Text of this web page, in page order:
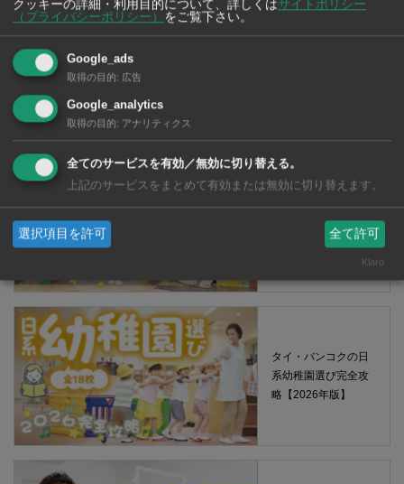
【タイ・バンコ
育園選び完全攻略
【2026年版】
タイ・バンコクの日
系幼稚園選び完全攻
略【2026年版】
クッキーの詳細・利用目的について、詳しくはサイトポリシー
（プライバシーポリシー）
をご覧下さい。
Google_ads
取得の目的: 広告
Google_analytics
取得の目的: アナリティクス
全てのサービスを有効／無効に切り替える。
上記のサービスをまとめて有効または無効に切り替えます。
選択項目を許可 全て許可
Klaro